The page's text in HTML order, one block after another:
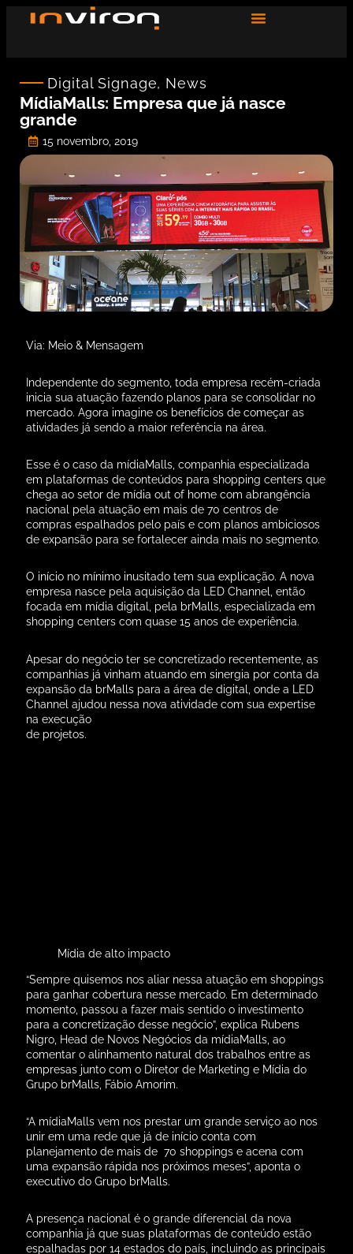
Digital Signage, News
MídiaMalls: Empresa que já nasce
grande
15 novembro, 2019
Via: Meio & Mensagem
Independente do segmento, toda empresa recém-criada
inicia sua atuação fazendo planos para se consolidar no
mercado. Agora imagine os benefícios de começar as
atividades já sendo a maior referência na área.
Esse é o caso da mídiaMalls, companhia especializada
em plataformas de conteúdos para shopping centers que
chega ao setor de mídia out of home com abrangência
nacional pela atuação em mais de 70 centros de
compras espalhados pelo país e com planos ambiciosos
de expansão para se fortalecer ainda mais no segmento.
O início no mínimo inusitado tem sua explicação. A nova
empresa nasce pela aquisição da LED Channel, então
focada em mídia digital, pela brMalls, especializada em
shopping centers com quase 15 anos de experiência.
Apesar do negócio ter se concretizado recentemente, as
companhias já vinham atuando em sinergia por conta da
expansão da brMalls para a área de digital, onde a LED
Channel ajudou nessa nova atividade com sua expertise
na execução
de projetos.
“A mídiaMalls vem nos prestar um grande serviço ao nos
planejamento de mais de 70 shoppings e acena com
uma expansão rápida nos próximos meses”, aponta o
executivo do Grupo brMalls.
A presença nacional é o grande diferencial da nova
companhia já que suas plataformas de conteúdo estão
espalhadas por 14 estados do país, incluindo as principais
Essa atuação é um diferencial para os anunciantes que
investem na comunicação em shopping centers já que as
empresas concorrentes atuam basicamente no eixo Rio-
Além disso, Nigro cita outros dois pontos que diferencia a
MídiaMalls no mercado: ser a única empresa 100% focada